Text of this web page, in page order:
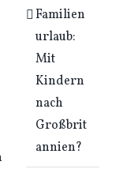
Familien
urlaub:
Mit
Kindern
nach
Großbrit
annien?